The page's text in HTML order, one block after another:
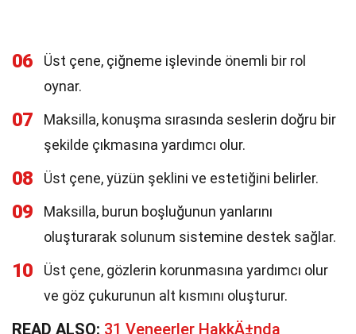
06
Üst çene, çiğneme işlevinde önemli bir rol
oynar.
07
Maksilla, konuşma sırasında seslerin doğru bir
şekilde çıkmasına yardımcı olur.
08 Üst çene, yüzün şeklini ve estetiğini belirler.
09
Maksilla, burun boşluğunun yanlarını
oluşturarak solunum sistemine destek sağlar.
10
Üst çene, gözlerin korunmasına yardımcı olur
ve göz çukurunun alt kısmını oluşturur.
READ ALSO: 31 Veneerler HakkÄ±nda